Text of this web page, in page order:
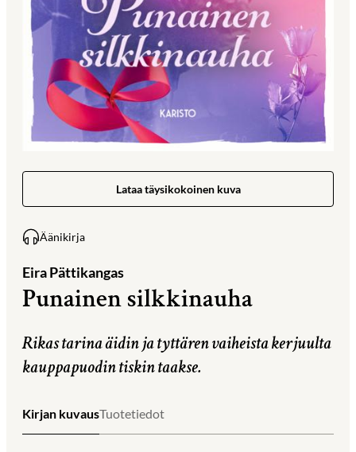
Lataa täysikokoinen kuva
Äänikirja
Eira Pättikangas
Punainen silkkinauha
Rikas tarina äidin ja tyttären vaiheista kerjuulta
kauppapuodin tiskin taakse.
Kirjan kuvausTuotetiedot